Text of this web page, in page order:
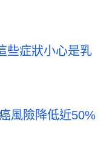
些症狀小心是乳
風險降低近50%